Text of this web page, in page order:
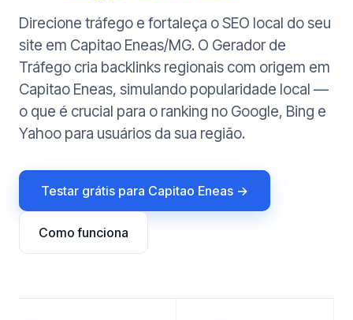
Direcione tráfego e fortaleça o SEO local do seu
site em Capitao Eneas/MG. O Gerador de
Tráfego cria backlinks regionais com origem em
Capitao Eneas, simulando popularidade local —
o que é crucial para o ranking no Google, Bing e
Yahoo para usuários da sua região.
Testar grátis para Capitao Eneas →
Como funciona